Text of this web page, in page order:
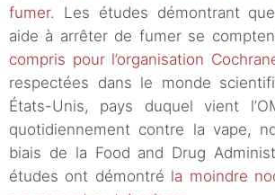
fumer. Les études démontrant
aide à arrêter de fumer se
compris pour l’organisation
respectées dans le monde
États-Unis, pays duquel vient
quotidiennement contre la vape,
biais de la Food and Drug
études ont démontré la moindre